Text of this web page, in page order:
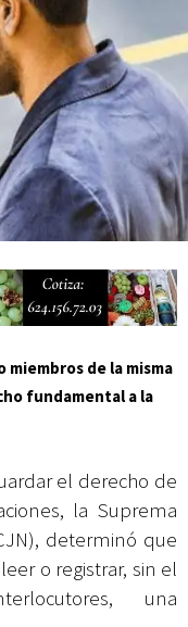
miembros de la misma
fundamental a la
el derecho de
la Suprema
determinó que
o registrar, sin el
una